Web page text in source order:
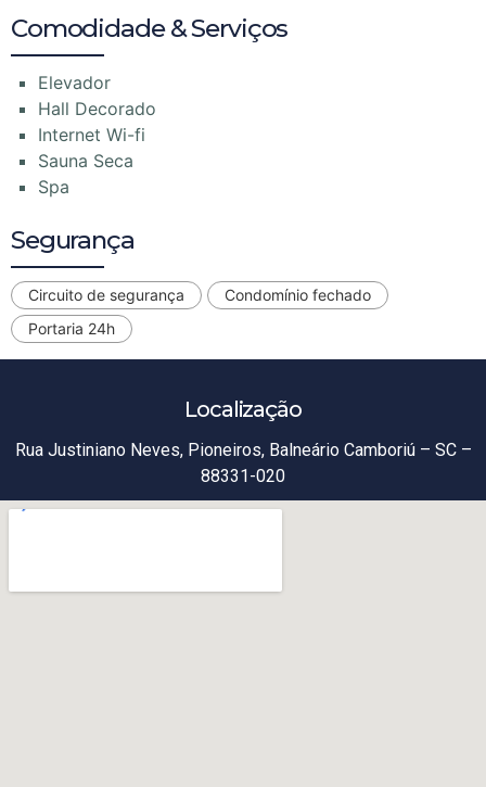
Comodidade & Serviços
Elevador
Hall Decorado
Internet Wi-fi
Sauna Seca
Spa
Segurança
Circuito de segurança
Condomínio fechado
Portaria 24h
Localização
Rua Justiniano Neves, Pioneiros, Balneário Camboriú – SC –
88331-020